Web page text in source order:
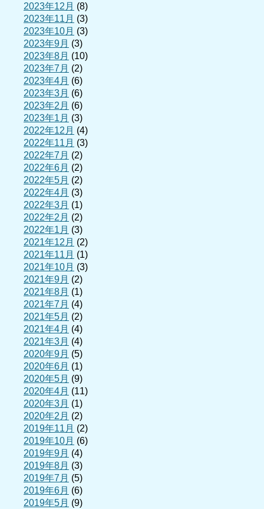
2023年12月 (8)
2023年11月 (3)
2023年10月 (3)
2023年9月 (3)
2023年8月 (10)
2023年7月 (2)
2023年4月 (6)
2023年3月 (6)
2023年2月 (6)
2023年1月 (3)
2022年12月 (4)
2022年11月 (3)
2022年7月 (2)
2022年6月 (2)
2022年5月 (2)
2022年4月 (3)
2022年3月 (1)
2022年2月 (2)
2022年1月 (3)
2021年12月 (2)
2021年11月 (1)
2021年10月 (3)
2021年9月 (2)
2021年8月 (1)
2021年7月 (4)
2021年5月 (2)
2021年4月 (4)
2021年3月 (4)
2020年9月 (5)
2020年6月 (1)
2020年5月 (9)
2020年4月 (11)
2020年3月 (1)
2020年2月 (2)
2019年11月 (2)
2019年10月 (6)
2019年9月 (4)
2019年8月 (3)
2019年7月 (5)
2019年6月 (6)
2019年5月 (9)